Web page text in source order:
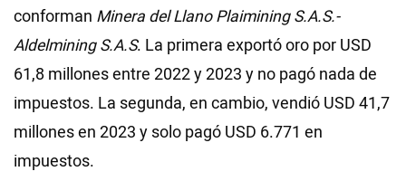
conforman Minera del Llano Plaimining S.A.S.-
Aldelmining S.A.S. La primera exportó oro por USD
61,8 millones entre 2022 y 2023 y no pagó nada de
impuestos. La segunda, en cambio, vendió USD 41,7
millones en 2023 y solo pagó USD 6.771 en
impuestos.